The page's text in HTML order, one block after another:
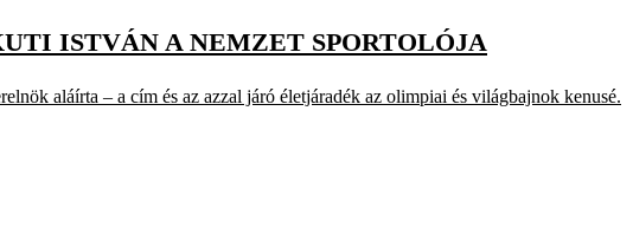
ISTVÁN A NEMZET SPORTOLÓJA
aláírta – a cím és az azzal járó életjáradék az olimpiai és világbajnok kenusé.